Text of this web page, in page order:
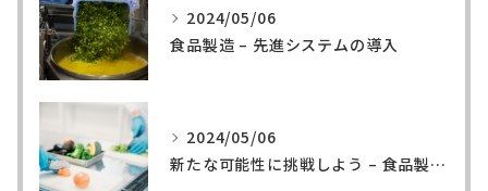
2024/05/06
食品製造 – 先進システムの導入
2024/05/06
新たな可能性に挑戦しよう – 食品製造の世界へ